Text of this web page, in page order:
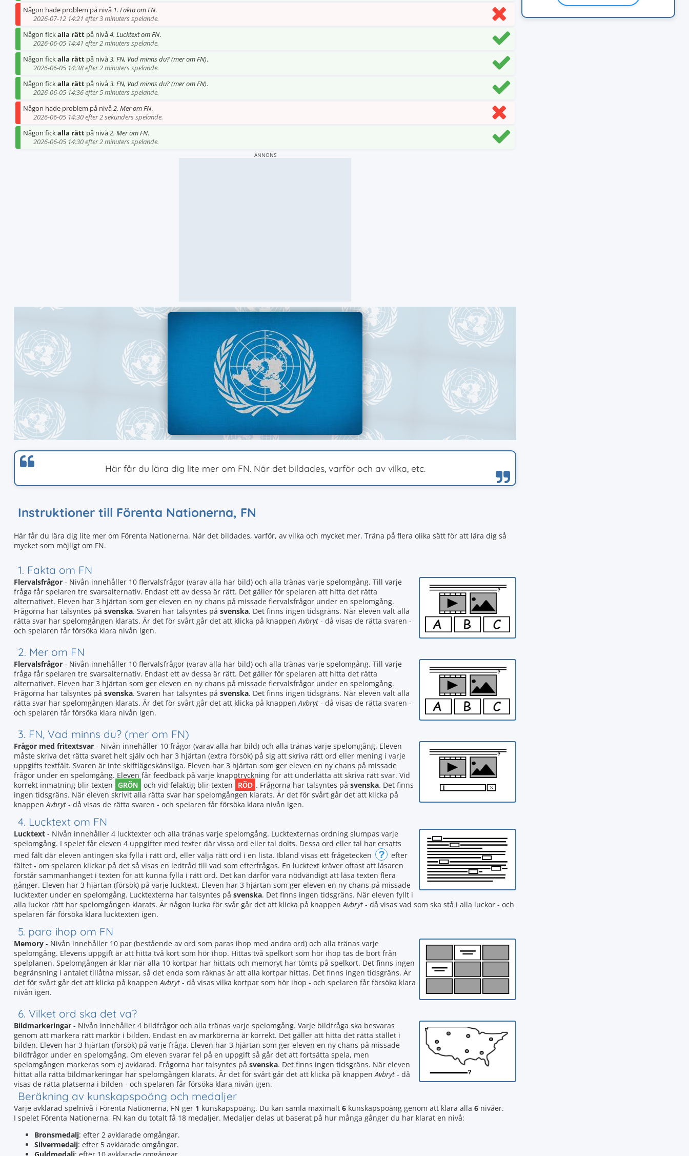
Någon hade problem på nivå 1. Fakta om FN.
2026-07-12 14:21 efter 3 minuters spelande.
Någon fickalla rätt på nivå4. Lucktext om FN.
2026-06-05 14:41 efter 2 minuters spelande.
Någon fickalla rätt på nivå3. FN, Vad minns du? (mer om FN).
2026-06-05 14:38 efter 2 minuters spelande.
Någon fickalla rätt på nivå3. FN, Vad minns du? (mer om FN).
2026-06-05 14:36 efter 5 minuters spelande.
Någon hade problem på nivå2. Mer om FN.
2026-06-05 14:30 efter 2 sekunders spelande.
Någon fickalla rätt på nivå2. Mer om FN.
2026-06-05 14:30 efter 2 minuters spelande.
ANNONS
Här får du lära dig lite mer om FN. När det bildades, varför och av vilka, etc.
Instruktioner till Förenta Nationerna, FN
Här får du lära dig lite mer om Förenta Nationerna. När det bildades, varför, av vilka och mycket mer. Träna på flera olika sätt för att lära dig så
mycket som möjligt om FN.
1. Fakta om FN
Flervalsfrågor - Nivån innehåller 10 flervalsfrågor (varav alla har bild) och alla tränas varje spelomgång. Till varje
fråga får spelaren tre svarsalternativ. Endast ett av dessa är rätt. Det gäller för spelaren att hitta det rätta
alternativet. Eleven har 3 hjärtan som ger eleven en ny chans på missade flervalsfrågor under en spelomgång.
Frågorna har talsyntes på svenska. Svaren har talsyntes på svenska. Det finns ingen tidsgräns. När eleven valt alla
rätta svar har spelomgången klarats. Är det för svårt går det att klicka på knappenAvbryt - då visas de rätta svaren -
och spelaren får försöka klara nivån igen.
2. Mer om FN
Flervalsfrågor - Nivån innehåller 10 flervalsfrågor (varav alla har bild) och alla tränas varje spelomgång. Till varje
fråga får spelaren tre svarsalternativ. Endast ett av dessa är rätt. Det gäller för spelaren att hitta det rätta
alternativet. Eleven har 3 hjärtan som ger eleven en ny chans på missade flervalsfrågor under en spelomgång.
Frågorna har talsyntes på svenska. Svaren har talsyntes på svenska. Det finns ingen tidsgräns. När eleven valt alla
rätta svar har spelomgången klarats. Är det för svårt går det att klicka på knappenAvbryt - då visas de rätta svaren -
och spelaren får försöka klara nivån igen.
3. FN, Vad minns du? (mer om FN)
Frågor med fritextsvar - Nivån innehåller 10 frågor (varav alla har bild) och alla tränas varje spelomgång. Eleven
måste skriva det rätta svaret helt själv och har 3 hjärtan (extra försök) på sig att skriva rätt ord eller mening i varje
uppgifts textfält. Svaren är inte skiftlägeskänsliga. Eleven har 3 hjärtan som ger eleven en ny chans på missade
frågor under en spelomgång. Eleven får feedback på varje knapptryckning för att underlätta att skriva rätt svar. Vid
korrekt inmatning blir texten GRÖN och vid felaktig blir texten RÖD . Frågorna har talsyntes på svenska. Det finns
ingen tidsgräns. När eleven skrivit alla rätta svar har spelomgången klarats. Är det för svårt går det att klicka på
knappenAvbryt - då visas de rätta svaren - och spelaren får försöka klara nivån igen.
4. Lucktext om FN
Lucktext - Nivån innehåller 4 lucktexter och alla tränas varje spelomgång. Lucktexternas ordning slumpas varje
spelomgång. I spelet får eleven 4 uppgifter med texter där vissa ord eller tal dolts. Dessa ord eller tal har ersatts
med fält där eleven antingen ska fylla i rätt ord, eller välja rätt ord i en lista. Ibland visas ett frågetecken
?
efter
fältet - om spelaren klickar på det så visas en ledtråd till vad som efterfrågas. En lucktext kräver oftast att läsaren
förstår sammanhanget i texten för att kunna fylla i rätt ord. Det kan därför vara nödvändigt att läsa texten flera
gånger. Eleven har 3 hjärtan (försök) på varje lucktext. Eleven har 3 hjärtan som ger eleven en ny chans på missade
lucktexter under en spelomgång. Lucktexterna har talsyntes på svenska. Det finns ingen tidsgräns. När eleven fyllt i
alla luckor rätt har spelomgången klarats. Är någon lucka för svår går det att klicka på knappenAvbryt - då visas vad som ska stå i alla luckor - och
spelaren får försöka klara lucktexten igen.
5. para ihop om FN
Memory - Nivån innehåller 10 par (bestående av ord som paras ihop med andra ord) och alla tränas varje
spelomgång. Elevens uppgift är att hitta två kort som hör ihop. Hittas två spelkort som hör ihop tas de bort från
spelplanen. Spelomgången är klar när alla 10 kortpar har hittats och memoryt har tömts på spelkort. Det finns ingen
begränsning i antalet tillåtna missar, så det enda som räknas är att alla kortpar hittas. Det finns ingen tidsgräns. Är
det för svårt går det att klicka på knappenAvbryt - då visas vilka kortpar som hör ihop - och spelaren får försöka klara
nivån igen.
6. Vilket ord ska det va?
Bildmarkeringar - Nivån innehåller 4 bildfrågor och alla tränas varje spelomgång. Varje bildfråga ska besvaras
genom att markera rätt markör i bilden. Endast en av markörerna är korrekt. Det gäller att hitta det rätta stället i
bilden. Eleven har 3 hjärtan (försök) på varje fråga. Eleven har 3 hjärtan som ger eleven en ny chans på missade
bildfrågor under en spelomgång. Om eleven svarar fel på en uppgift så går det att fortsätta spela, men
spelomgången markeras som ej avklarad. Frågorna har talsyntes på svenska. Det finns ingen tidsgräns. När eleven
hittat alla rätta bildmarkeringar har spelomgången klarats. Är det för svårt går det att klicka på knappenAvbryt - då
visas de rätta platserna i bilden - och spelaren får försöka klara nivån igen.
Beräkning av kunskapspoäng och medaljer
Varje avklarad spelnivå i Förenta Nationerna, FN ger 1 kunskapspoäng. Du kan samla maximalt 6 kunskapspoäng genom att klara alla 6 nivåer.
I spelet Förenta Nationerna, FN kan du totalt få 18 medaljer. Medaljer delas ut baserat på hur många gånger du har klarat en nivå:
Bronsmedalj: efter 2 avklarade omgångar.
Silvermedalj: efter 5 avklarade omgångar.